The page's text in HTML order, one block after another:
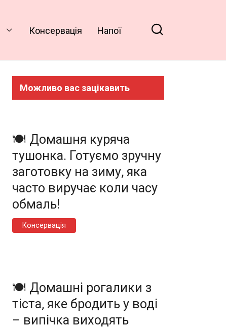
Консервація Напої
Можливо вас зацікавить
🍽️ Домашня куряча
тушонка. Готуємо зручну
заготовку на зиму, яка
часто виручає коли часу
обмаль!
Консервація
🍽️ Домашні рогалики з
тіста, яке бродить у воді
– випічка виходять